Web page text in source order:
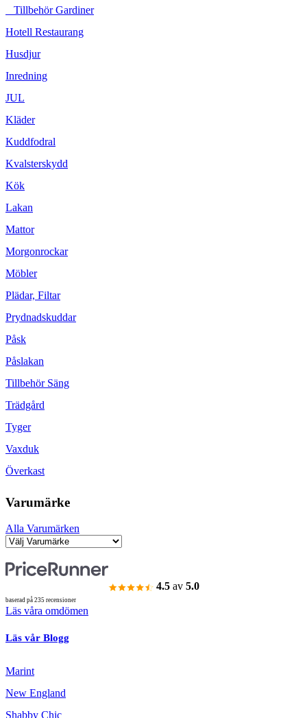
Tillbehör Gardiner
Hotell Restaurang
Husdjur
Inredning
JUL
Kläder
Kuddfodral
Kvalsterskydd
Kök
Lakan
Mattor
Morgonrockar
Möbler
Plädar, Filtar
Prydnadskuddar
Påsk
Påslakan
Tillbehör Säng
Trädgård
Tyger
Vaxduk
Överkast
Varumärke
Alla Varumärken
4.5 av 5.0
baserad på 235 recensioner
Läs våra omdömen
Läs vår Blogg
Marint
New England
Shabby Chic